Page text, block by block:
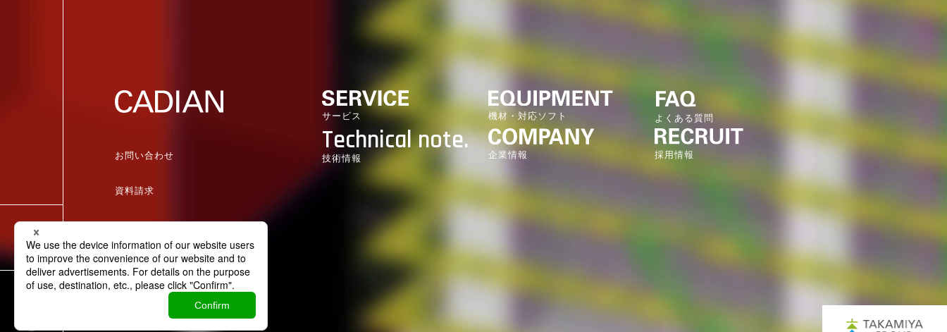
お問い合わせ
資料請求
個人情報保護方針
サービス 機材・対応ソフト よくある質問
Technical note.
技術情報 企業情報 採用情報